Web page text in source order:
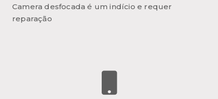
Camera desfocada é um indício e requer
reparação